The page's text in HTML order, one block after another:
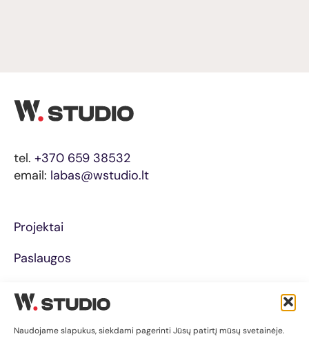
Naudojame slapukus, siekdami pagerinti Jūsų patirtį mūsų svetainėje.
tel. +370 659 38532
email: labas@wstudio.lt
Projektai
Paslaugos
Apie